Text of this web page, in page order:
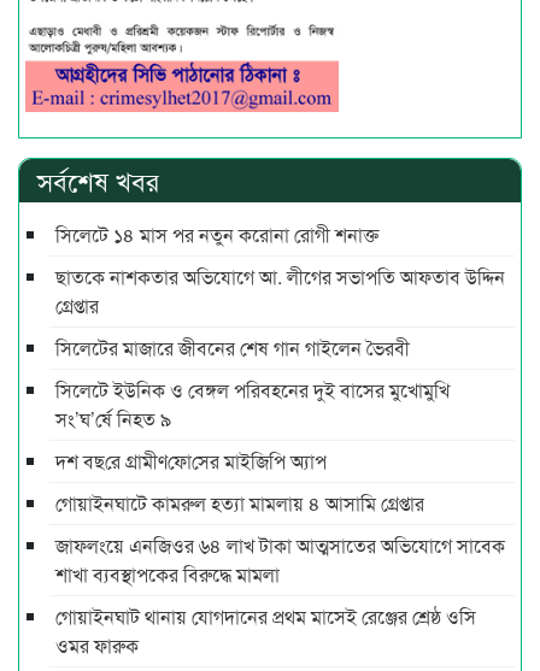
সর্বশেষ খবর
সিলেটে ১৪ মাস পর নতুন করোনা রোগী শনাক্ত
ছাতকে নাশকতার অভিযোগে আ. লীগের সভাপ‌তি আফতাব উদ্দিন
গ্রেপ্তার
সিলেটের মাজারে জীবনের শেষ গান গাইলেন ভৈরবী
সিলেটে ইউনিক ও বেঙ্গল পরিবহনের দুই বাসের মুখোমুখি
সং’ঘ’র্ষে নিহত ৯
দশ বছ‌রে গ্রামীণ‌ফো‌সের মাইজিপি অ্যাপ
গোয়াইনঘাটে কামরুল হত্যা মামলায় ৪ আসামি গ্রেপ্তার
জাফলংয়ে এনজিওর ৬৪ লাখ টাকা আত্মসাতের অভিযোগে সাবেক
শাখা ব্যবস্থাপকের বিরুদ্ধে মামলা
গোয়াইনঘাট থানায় যোগদানের প্রথম মাসেই রেঞ্জের শ্রেষ্ঠ ওসি
ওমর ফারুক